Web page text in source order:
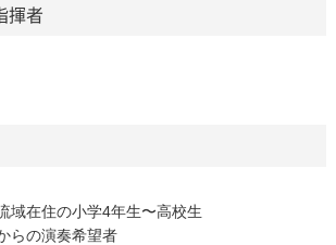
揮者
域在住の小学4年生〜高校生
らの演奏希望者